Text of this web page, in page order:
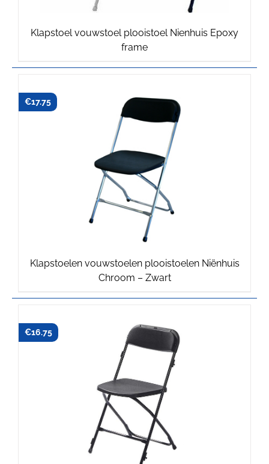
Klapstoel vouwstoel plooistoel Nienhuis Epoxy
frame
Klapstoelen vouwstoelen plooistoelen Niënhuis
Chroom – Zwart
€17.75
€16.75